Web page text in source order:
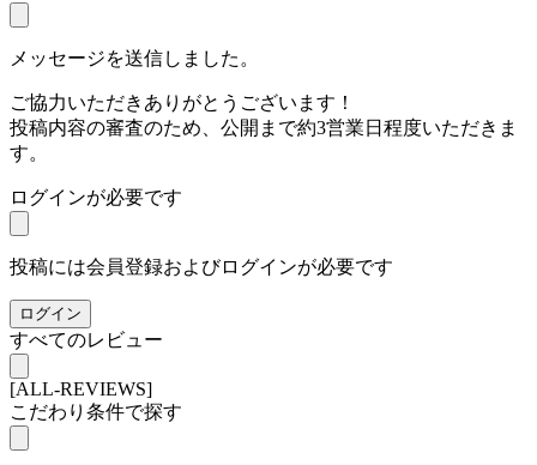
メッセージを送信しました。
ご協力いただきありがとうございます！
投稿内容の審査のため、公開まで約3営業日程度いただきま
す。
ログインが必要です
投稿には会員登録およびログインが必要です
ログイン
すべてのレビュー
[ALL-REVIEWS]
こだわり条件で探す